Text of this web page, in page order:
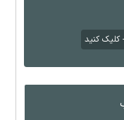
کلیک کنید